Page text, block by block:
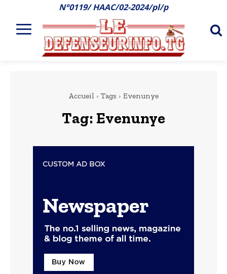
N°0119/ HAAC/02-2024/pl/p
Accueil Tags Evenunye
Tag: Evenunye